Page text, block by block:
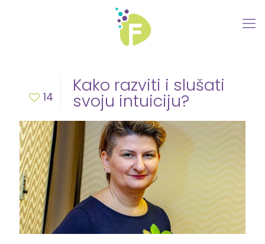
14
Kako razviti i slušati
svoju intuiciju?